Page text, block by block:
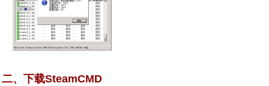
二、下载SteamCMD